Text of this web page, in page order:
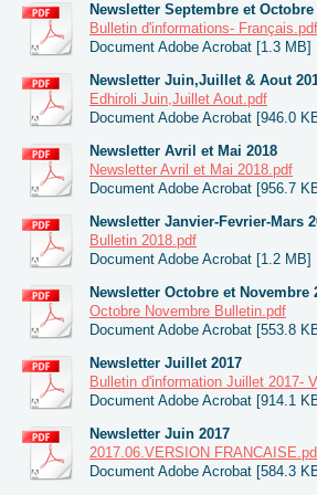
Newsletter Septembre et Octobre
Bulletin d'informations- Français.pdf
Document Adobe Acrobat [1.3 MB]
Newsletter Juin,Juillet & Aout
Edhiroli Juin,Juillet Aout.pdf
Document Adobe Acrobat [946.0
Newsletter Avril et Mai 2018
Newsletter Avril et Mai 2018.pdf
Document Adobe Acrobat [956.7
Newsletter Janvier-Fevrier-Mars
Bulletin 2018.pdf
Document Adobe Acrobat [1.2 MB]
Newsletter Octobre et Novembre
Octobre Novembre Bulletin.pdf
Document Adobe Acrobat [553.8
Newsletter Juillet 2017
Bulletin d'information Juillet 2017-
Document Adobe Acrobat [914.1
Newsletter Juin 2017
2017.06.VERSION
Document Adobe Acrobat [584.3